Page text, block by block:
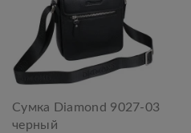
Сумка Diamond 9027-03
черный